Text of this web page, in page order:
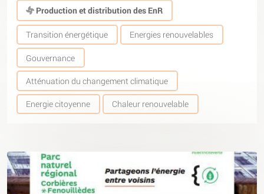
Production et distribution des EnR
Transition énergétique Energies renouvelables
Gouvernance
Atténuation du changement climatique
Energie citoyenne Chaleur renouvelable